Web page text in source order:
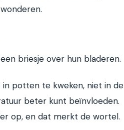
briesje over hun bladeren.
in potten te kweken, niet in de
beter kunt beïnvloeden.
op, en dat merkt de wortel.